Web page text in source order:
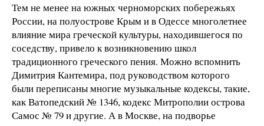
Тем не менее на южных черноморских побережьях
России, на полуострове Крым и в Одессе многолетнее
влияние мира греческой культуры, находившегося по
соседству, привело к возникновению школ
традиционного греческого пения. Можно вспомнить
Димитрия Кантемира, под руководством которого
были переписаны многие музыкальные кодексы, такие,
как Ватопедский № 1346, кодекс Митрополии острова
Самос № 79 и другие. А в Москве, на подворье